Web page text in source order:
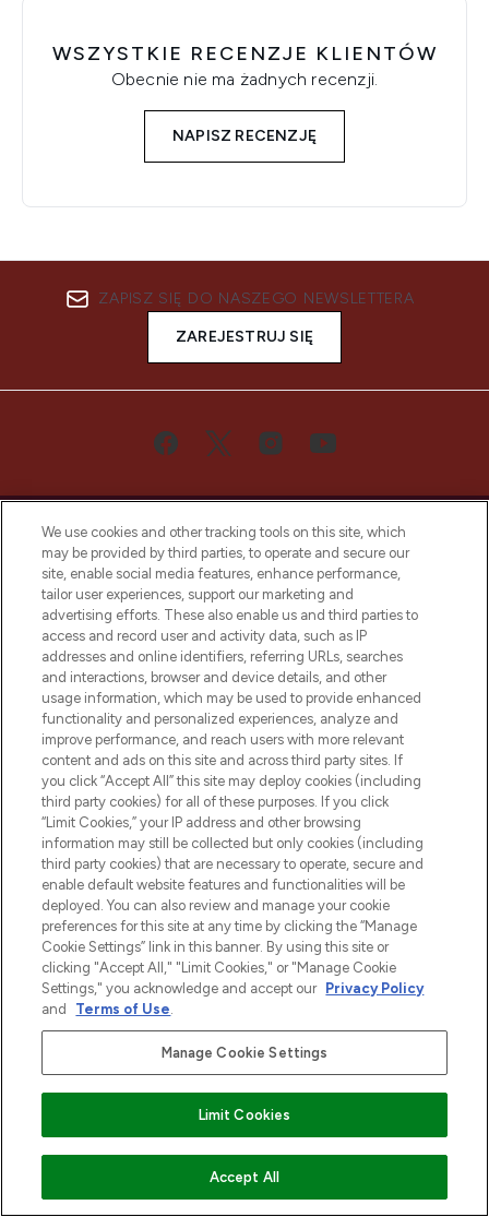
WSZYSTKIE RECENZJE KLIENTÓW
Obecnie nie ma żadnych recenzji.
NAPISZ RECENZJĘ
DODAJ DO KOSZYKA
ZAPISZ SIĘ DO NASZEGO NEWSLETTERA
ZAREJESTRUJ SIĘ
Bądź pierwszą osobą, która dowie się o
najnowszych produktach, od niszowych i
uznanych marek, sezonowych trendach i
otrzyma ekskluzywne artykuły redakcyjne
z Sunday Supplement.
Zgoda na pliki cookie
Do Not Sell or Share My Personal
Information
POMOC & INFORMACJE
WAŻNE INFORMACJE
O LOOKFANTASTIC
2026 The Hut Group
Płać bezpiecznie za pomocą
We use cookies and other tracking tools on this site, which
may be provided by third parties, to operate and secure our
site, enable social media features, enhance performance,
tailor user experiences, support our marketing and
advertising efforts. These also enable us and third parties to
access and record user and activity data, such as IP
addresses and online identifiers, referring URLs, searches
and interactions, browser and device details, and other
usage information, which may be used to provide enhanced
functionality and personalized experiences, analyze and
improve performance, and reach users with more relevant
content and ads on this site and across third party sites. If
you click “Accept All” this site may deploy cookies (including
third party cookies) for all of these purposes. If you click
“Limit Cookies,” your IP address and other browsing
information may still be collected but only cookies (including
third party cookies) that are necessary to operate, secure and
enable default website features and functionalities will be
deployed. You can also review and manage your cookie
preferences for this site at any time by clicking the “Manage
Cookie Settings” link in this banner. By using this site or
clicking "Accept All," "Limit Cookies," or "Manage Cookie
Settings," you acknowledge and accept our Privacy Policy
and
Terms of Use.
Manage Cookie Settings
Limit Cookies
Accept All